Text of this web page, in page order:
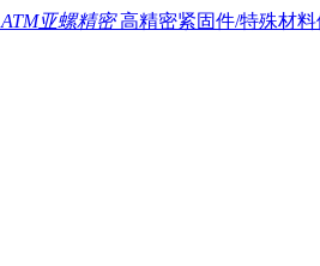
ATM亚螺精密高精密紧固件/特殊材料